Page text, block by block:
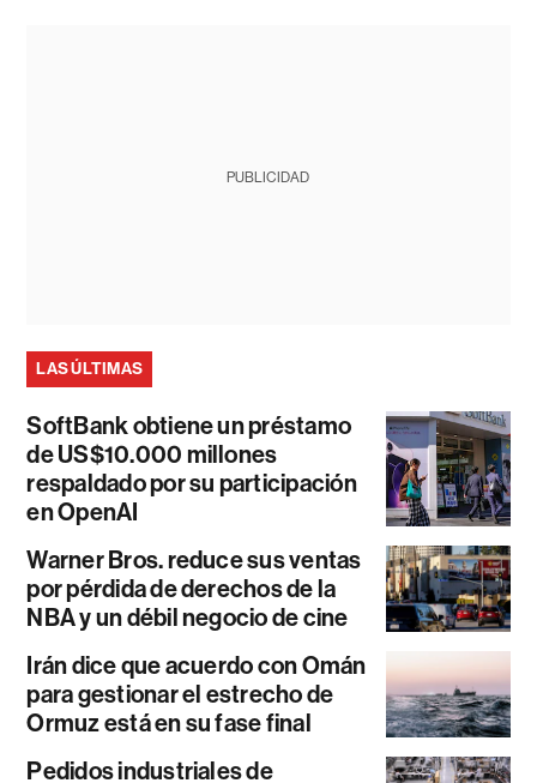
PUBLICIDAD
LAS ÚLTIMAS
SoftBank obtiene un préstamo
de US$10.000 millones
respaldado por su participación
en OpenAI
Warner Bros. reduce sus ventas
por pérdida de derechos de la
NBA y un débil negocio de cine
Irán dice que acuerdo con Omán
para gestionar el estrecho de
Ormuz está en su fase final
Pedidos industriales de